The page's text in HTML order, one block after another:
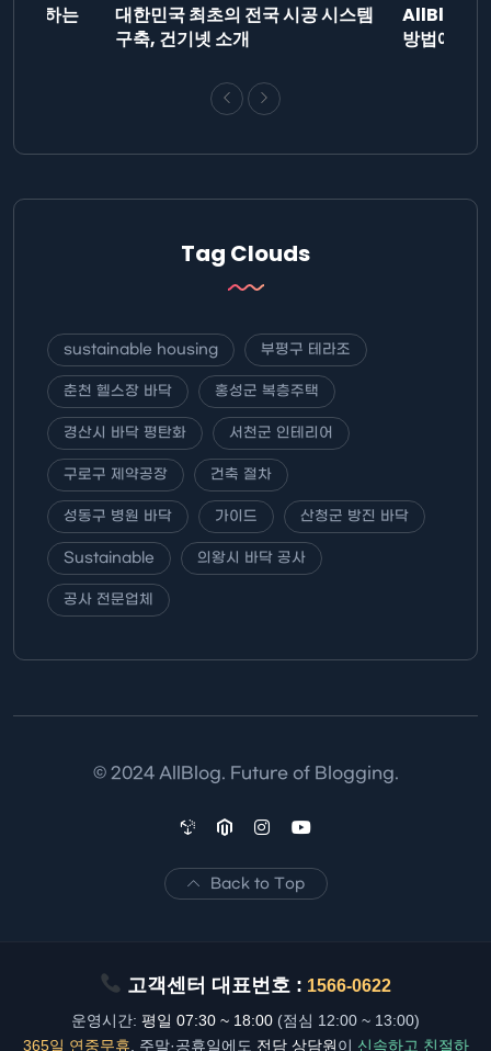
제출하는
대한민국 최초의 전국 시공 시스템
구축, 건기넷 소개
AllBlog에
방법에 대
Tag Clouds
sustainable housing 부평구 테라조
춘천 헬스장 바닥 홍성군 복층주택
경산시 바닥 평탄화 서천군 인테리어
구로구 제약공장 건축 절차
성동구 병원 바닥 가이드 산청군 방진 바닥
Sustainable 의왕시 바닥 공사
공사 전문업체
© 2024 AllBlog. Future of Blogging.
Back to Top
고객센터 대표번호 : 1566-0622
운영시간: 평일 07:30 ~ 18:00 (점심 12:00 ~ 13:00)
365일 연중무휴 , 주말·공휴일에도 전담 상담원이 신속하고 친절하